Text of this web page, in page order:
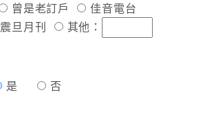
曾是老訂戶
佳音電台
震旦月刊 其他：
是 否